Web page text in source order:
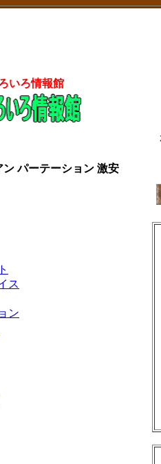
いろ情報館
ン パーテーション 激安
ス
ン